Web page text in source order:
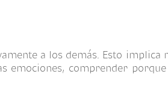
a los demás. Esto implica
emociones, comprender